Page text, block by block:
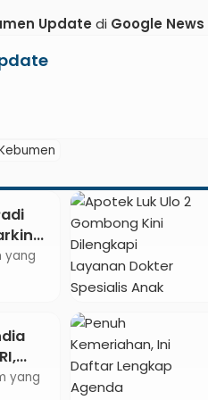
Update di Google News
yang
yang